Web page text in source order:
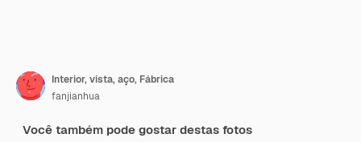
Interior, vista, aço, Fábrica
fanjianhua
Você também pode gostar destas fotos